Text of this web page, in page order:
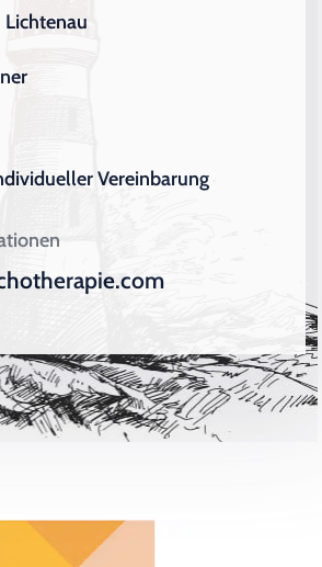
Lichtenau
Vereinbarung